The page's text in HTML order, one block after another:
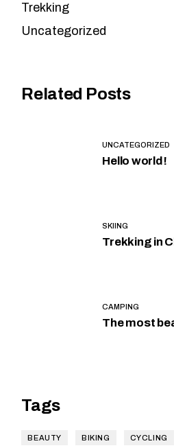
Trekking
Uncategorized
Related Posts
UNCATEGORIZED
Hello world!
SKIING
Trekking in
CAMPING
The most
Tags
BEAUTY BIKING CYCLING